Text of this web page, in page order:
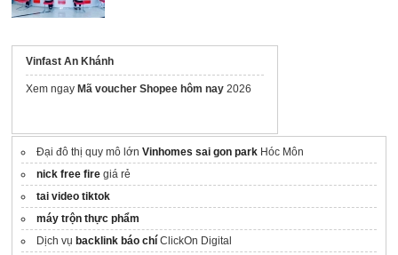
Vinfast An Khánh
Xem ngayMã voucher Shopee hôm nay 2026
Đại đô thị quy mô lớnVinhomes sai gon park Hóc Môn
nick free fire giá rẻ
tai video tiktok
máy trộn thực phẩm
Dịch vụbacklink báo chí ClickOn Digital